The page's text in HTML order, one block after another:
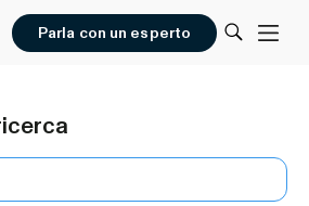
Parla con un esperto